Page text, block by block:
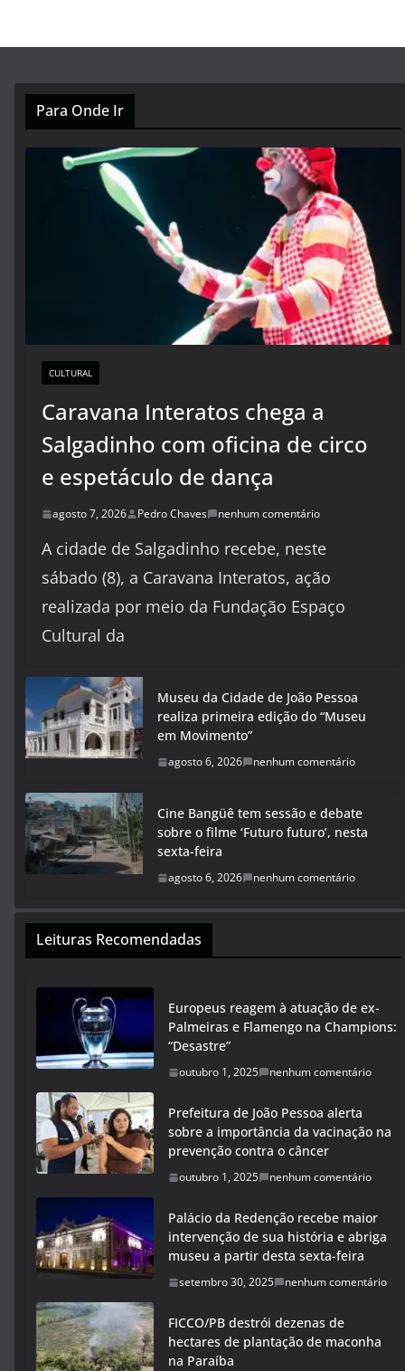
Para Onde Ir
CULTURAL
Caravana Interatos chega a
Salgadinho com oficina de circo
e espetáculo de dança
agosto 7, 2026 Pedro Chaves nenhum comentário
A cidade de Salgadinho recebe, neste
sábado (8), a Caravana Interatos, ação
realizada por meio da Fundação Espaço
Cultural da
Museu da Cidade de João Pessoa
realiza primeira edição do “Museu
em Movimento”
agosto 6, 2026 nenhum comentário
Cine Bangüê tem sessão e debate
sobre o filme ‘Futuro futuro’, nesta
sexta-feira
agosto 6, 2026 nenhum comentário
Leituras Recomendadas
Europeus reagem à atuação de ex-
Palmeiras e Flamengo na Champions:
“Desastre”
outubro 1, 2025 nenhum comentário
Prefeitura de João Pessoa alerta
sobre a importância da vacinação na
prevenção contra o câncer
outubro 1, 2025 nenhum comentário
Palácio da Redenção recebe maior
intervenção de sua história e abriga
museu a partir desta sexta-feira
setembro 30, 2025 nenhum comentário
FICCO/PB destrói dezenas de
hectares de plantação de maconha
na Paraíba